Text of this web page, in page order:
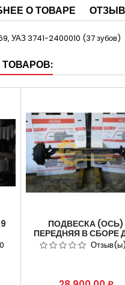
О ТОВАРЕ
УАЗ 3741-2400010 (37 зубов)
ТОВАРОВ:
0
ПОДВЕСКА (ОСЬ)
ПЕРЕДНЯЯ В СБОРЕ
АВТОМОБИЛЯ ГАЗ
АРТИКУЛ 3307-